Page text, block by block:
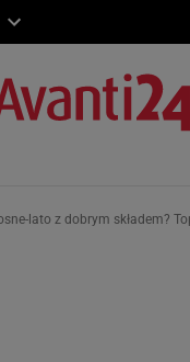
lato z dobrym składem?